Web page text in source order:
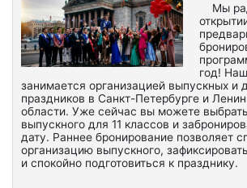
Мы
год!
занимается организацией выпускных и
праздников в Санкт-Петербурге и
области. Уже сейчас вы можете
выпускного для 11 классов и
дату. Раннее бронирование позволяет
организацию выпускного,
и спокойно подготовиться к празднику.